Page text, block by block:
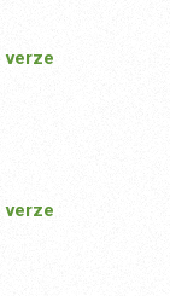
verze
verze